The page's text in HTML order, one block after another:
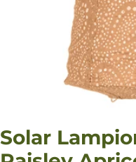
Solar